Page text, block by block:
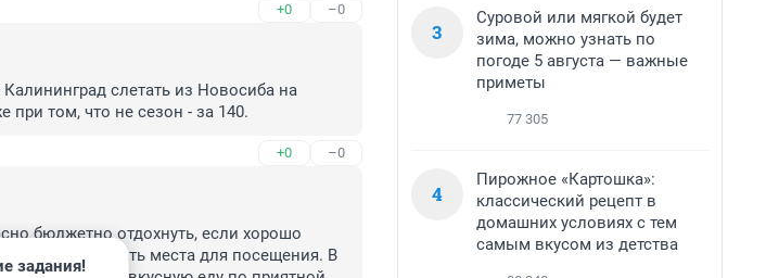
+0 –0
слетать из Новосиба на
при том, что не сезон - за 140.
+0 –0
бюджетно отдохнуть, если хорошо
и спланировать места для посещения. В
задания!
3
Суровой или мягкой будет
зима, можно узнать по
погоде 5 августа — важные
приметы
77 305
4
Пирожное «Картошка»:
классический рецепт в
домашних условиях с тем
самым вкусом из детства